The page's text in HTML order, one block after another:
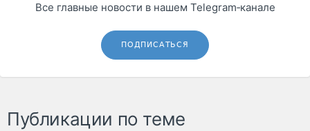
Все главные новости в нашем Telegram‑канале
ПОДПИСАТЬСЯ
Публикации по теме